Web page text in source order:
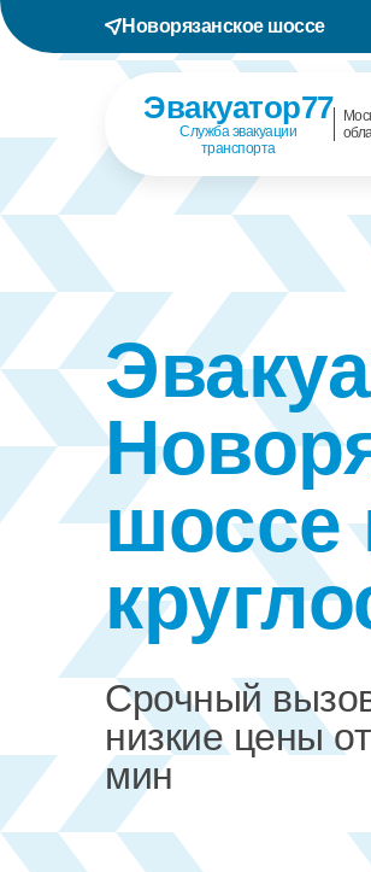
Новорязанское шоссе
Эвакуатор77
Служба эвакуации
транспорта
шоссе
Срочный
низкие цены
мин